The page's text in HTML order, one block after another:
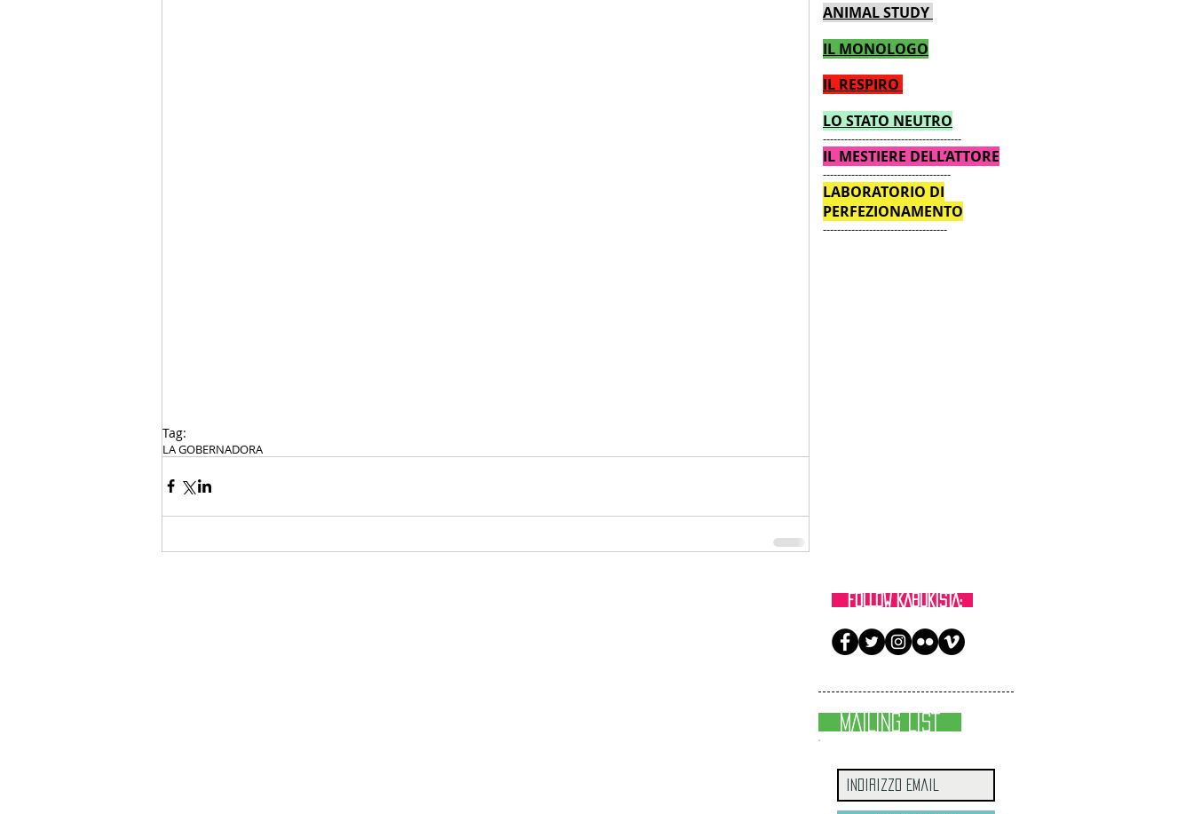
Tag:
LA GOBERNADORA
ANIMAL STUDY
IL MONOLOGO
IL RESPIRO
LO STATO NEUTRO
---------------------------------------
IL MESTIERE DELL’ATTORE
------------------------------------
LABORATORIO DI
PERFEZIONAMENTO
-----------------------------------
FOLLOW KABUKISTA:
MAILING LIST